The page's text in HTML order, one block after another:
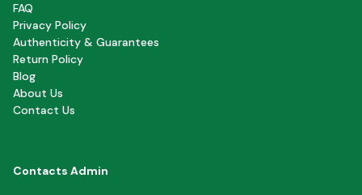
FAQ
Privacy Policy
Authenticity & Guarantees
Return Policy
Blog
About Us
Contact Us
Contacts Admin